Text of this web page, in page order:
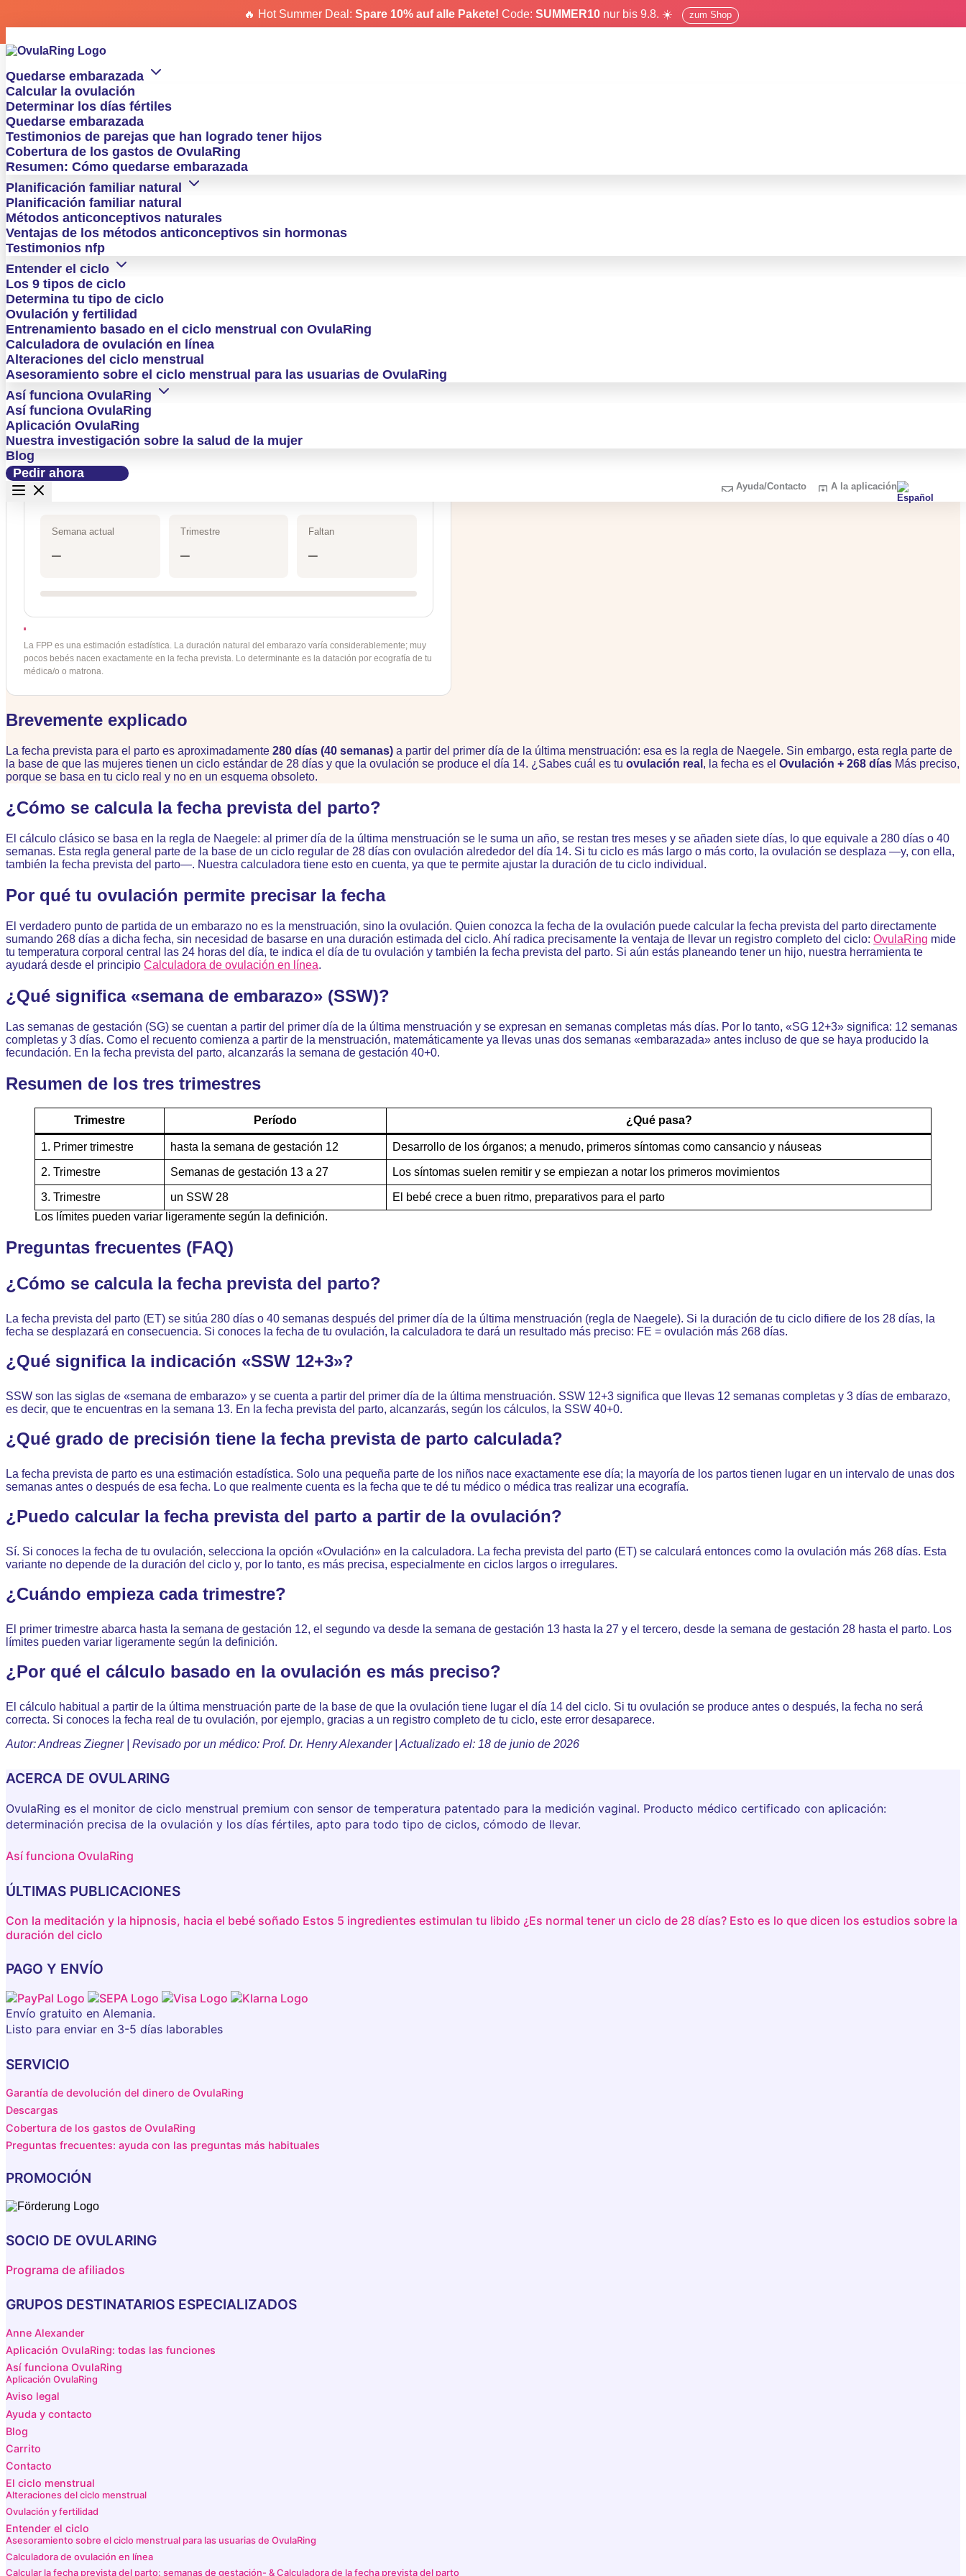
🔥 Hot Summer Deal:Spare 10% auf alle Pakete! Code:SUMMER10 nur bis 9.8. ☀️ zum Shop
Ir
al
contenido
Ir
al
contenido
Quedarse embarazada
Calcular la ovulación
Determinar los días fértiles
Quedarse embarazada
Testimonios de parejas que han logrado tener hijos
Cobertura de los gastos de OvulaRing
Resumen: Cómo quedarse embarazada
Planificación familiar natural
Planificación familiar natural
Métodos anticonceptivos naturales
Ventajas de los métodos anticonceptivos sin hormonas
Testimonios nfp
Entender el ciclo
Los 9 tipos de ciclo
Determina tu tipo de ciclo
Ovulación y fertilidad
Entrenamiento basado en el ciclo menstrual con OvulaRing
Calculadora de ovulación en línea
Alteraciones del ciclo menstrual
Asesoramiento sobre el ciclo menstrual para las usuarias de OvulaRing
Así funciona OvulaRing
Así funciona OvulaRing
Aplicación OvulaRing
Nuestra investigación sobre la salud de la mujer
Blog
Pedir ahora
Ayuda/Contacto A la aplicación
Calcular la fecha prevista del parto: calculadora de semanas de embarazo y fecha prevista del parto
Con esta calculadora gratuita podrás determinar en pocos segundos la fecha prevista de parto y la semana actual de embarazo. Puedes basarte en el primer día de tu última menstruación
o, si lo sabes, en tu ovulación. Esta última opción es más precisa.
Calculadora online de la fecha prevista del parto
Calculadora
interactiva
de
la
fecha
probable
de
la
semana
actual
a
partir
de
la
última
regla
o
de
ovulación.
Última regla
Primer día de la última regla
Fecha probable de parto (FPP)
–
Semana actual
–
Trimestre
–
Faltan
–
La FPP es una estimación estadística. La duración natural del embarazo varía considerablemente; muy
pocos bebés nacen exactamente en la fecha prevista. Lo determinante es la datación por ecografía de tu
médica/o o matrona.
Brevemente explicado
La fecha prevista para el parto es aproximadamente 280 días (40 semanas) a partir del primer día de la última menstruación: esa es la regla de Naegele. Sin embargo, esta regla parte de
la base de que las mujeres tienen un ciclo estándar de 28 días y que la ovulación se produce el día 14. ¿Sabes cuál es tu ovulación real , la fecha es el Ovulación + 268 días Más preciso,
porque se basa en tu ciclo real y no en un esquema obsoleto.
¿Cómo se calcula la fecha prevista del parto?
El cálculo clásico se basa en la regla de Naegele: al primer día de la última menstruación se le suma un año, se restan tres meses y se añaden siete días, lo que equivale a 280 días o 40
semanas. Esta regla general parte de la base de un ciclo regular de 28 días con ovulación alrededor del día 14. Si tu ciclo es más largo o más corto, la ovulación se desplaza —y, con ella,
también la fecha prevista del parto—. Nuestra calculadora tiene esto en cuenta, ya que te permite ajustar la duración de tu ciclo individual.
Por qué tu ovulación permite precisar la fecha
El verdadero punto de partida de un embarazo no es la menstruación, sino la ovulación. Quien conozca la fecha de la ovulación puede calcular la fecha prevista del parto directamente
sumando 268 días a dicha fecha, sin necesidad de basarse en una duración estimada del ciclo. Ahí radica precisamente la ventaja de llevar un registro completo del ciclo: OvulaRing mide
tu temperatura corporal central las 24 horas del día, te indica el día de tu ovulación y también la fecha prevista del parto. Si aún estás planeando tener un hijo, nuestra herramienta te
ayudará desde el principio Calculadora de ovulación en línea.
¿Qué significa «semana de embarazo» (SSW)?
Las semanas de gestación (SG) se cuentan a partir del primer día de la última menstruación y se expresan en semanas completas más días. Por lo tanto, «SG 12+3» significa: 12 semanas
completas y 3 días. Como el recuento comienza a partir de la menstruación, matemáticamente ya llevas unas dos semanas «embarazada» antes incluso de que se haya producido la
fecundación. En la fecha prevista del parto, alcanzarás la semana de gestación 40+0.
Resumen de los tres trimestres
Trimestre Período ¿Qué pasa?
1. Primer trimestre hasta la semana de gestación 12 Desarrollo de los órganos; a menudo, primeros síntomas como cansancio y náuseas
2. Trimestre Semanas de gestación 13 a 27 Los síntomas suelen remitir y se empiezan a notar los primeros movimientos
3. Trimestre un SSW 28
El bebé crece a buen ritmo, preparativos para el parto
Los límites pueden variar ligeramente según la definición.
Preguntas frecuentes (FAQ)
¿Cómo se calcula la fecha prevista del parto?
La fecha prevista del parto (ET) se sitúa 280 días o 40 semanas después del primer día de la última menstruación (regla de Naegele). Si la duración de tu ciclo difiere de los 28 días, la
fecha se desplazará en consecuencia. Si conoces la fecha de tu ovulación, la calculadora te dará un resultado más preciso: FE = ovulación más 268 días.
¿Qué significa la indicación «SSW 12+3»?
SSW son las siglas de «semana de embarazo» y se cuenta a partir del primer día de la última menstruación. SSW 12+3 significa que llevas 12 semanas completas y 3 días de embarazo,
es decir, que te encuentras en la semana 13. En la fecha prevista del parto, alcanzarás, según los cálculos, la SSW 40+0.
¿Qué grado de precisión tiene la fecha prevista de parto calculada?
La fecha prevista de parto es una estimación estadística. Solo una pequeña parte de los niños nace exactamente ese día; la mayoría de los partos tienen lugar en un intervalo de unas dos
semanas antes o después de esa fecha. Lo que realmente cuenta es la fecha que te dé tu médico o médica tras realizar una ecografía.
¿Puedo calcular la fecha prevista del parto a partir de la ovulación?
Sí. Si conoces la fecha de tu ovulación, selecciona la opción «Ovulación» en la calculadora. La fecha prevista del parto (ET) se calculará entonces como la ovulación más 268 días. Esta
variante no depende de la duración del ciclo y, por lo tanto, es más precisa, especialmente en ciclos largos o irregulares.
¿Cuándo empieza cada trimestre?
El primer trimestre abarca hasta la semana de gestación 12, el segundo va desde la semana de gestación 13 hasta la 27 y el tercero, desde la semana de gestación 28 hasta el parto. Los
límites pueden variar ligeramente según la definición.
¿Por qué el cálculo basado en la ovulación es más preciso?
El cálculo habitual a partir de la última menstruación parte de la base de que la ovulación tiene lugar el día 14 del ciclo. Si tu ovulación se produce antes o después, la fecha no será
correcta. Si conoces la fecha real de tu ovulación, por ejemplo, gracias a un registro completo de tu ciclo, este error desaparece.
Autor: Andreas Ziegner | Revisado por un médico: Prof. Dr. Henry Alexander | Actualizado el: 18 de junio de 2026
ACERCA DE OVULARING
OvulaRing es el monitor de ciclo menstrual premium con sensor de temperatura patentado para la medición vaginal. Producto médico certificado con aplicación:
determinación precisa de la ovulación y los días fértiles, apto para todo tipo de ciclos, cómodo de llevar.
Así funciona OvulaRing
ÚLTIMAS PUBLICACIONES
Con la meditación y la hipnosis, hacia el bebé soñado Estos 5 ingredientes estimulan tu libido ¿Es normal tener un ciclo de 28 días? Esto es lo que dicen los estudios sobre la
duración del ciclo
PAGO Y ENVÍO
Envío gratuito en Alemania.
Listo para enviar en 3-5 días laborables
SERVICIO
Garantía de devolución del dinero de OvulaRing
Descargas
Cobertura de los gastos de OvulaRing
Preguntas frecuentes: ayuda con las preguntas más habituales
PROMOCIÓN
SOCIO DE OVULARING
Programa de afiliados
GRUPOS DESTINATARIOS ESPECIALIZADOS
Anne Alexander
Aplicación OvulaRing: todas las funciones
Así funciona OvulaRing
Aplicación OvulaRing
Aviso legal
Ayuda y contacto
Blog
Carrito
Contacto
El ciclo menstrual
Alteraciones del ciclo menstrual
Ovulación y fertilidad
Entender el ciclo
Asesoramiento sobre el ciclo menstrual para las usuarias de OvulaRing
Calculadora de ovulación en línea
Calcular la fecha prevista del parto: semanas de gestación- & Calculadora de la fecha prevista del parto